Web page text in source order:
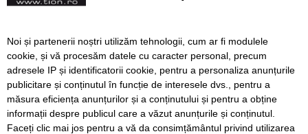
67 de vaccinări în weekend,
la piața Mehala. Puțin peste
300 de imunizări în Timiș,
duminică
Înapoi Înainte
Noi și partenerii noștri utilizăm tehnologii, cum ar fi modulele
cookie, și vă procesăm datele cu caracter personal, precum
adresele IP și identificatorii cookie, pentru a personaliza anunțurile
publicitare și conținutul în funcție de interesele dvs., pentru a
măsura eficiența anunțurilor și a conținutului și pentru a obține
informații despre publicul care a văzut anunțurile și conținutul.
Faceți clic mai jos pentru a vă da consimțământul privind utilizarea